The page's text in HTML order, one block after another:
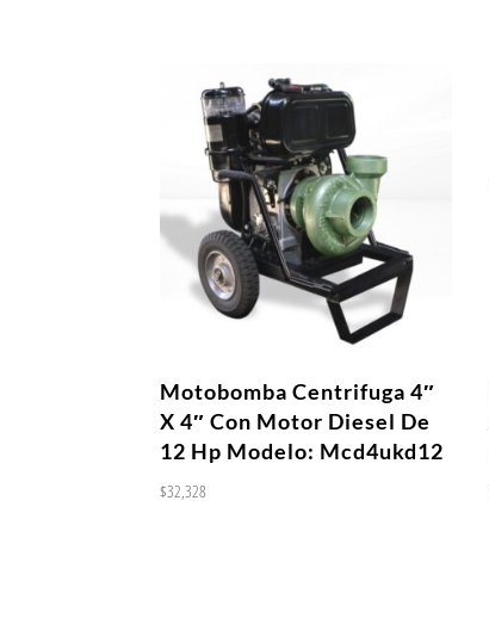
Motobomba Centrifuga 4″
X 4″ Con Motor Diesel De
12 Hp Modelo: Mcd4ukd12
$32,328